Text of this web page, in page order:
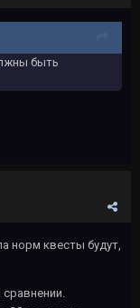
быть
норм квесты будут,